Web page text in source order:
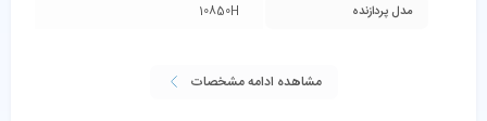
مدل پردازنده
10850H
مشاهده ادامه مشخصات